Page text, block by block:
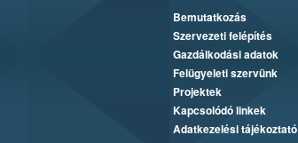
Bemutatkozás
Szervezeti felépítés
Gazdálkodási adatok
Felügyeleti szervünk
Projektek
Kapcsolódó linkek
Adatkezelési tájékoztató